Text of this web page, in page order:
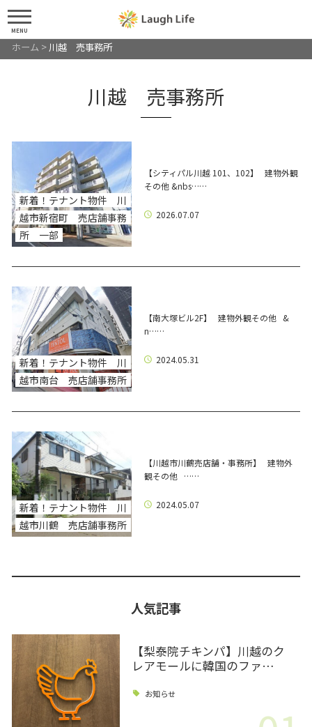
MENU
ホーム > 川越 売事務所
川越 売事務所
新着！テナント物件 川
越市新宿町 売店舗事務
所 一部
【シティパル川越 101、102】 建物外観
その他 &nbs……
2026.07.07
新着！テナント物件 川
越市南台 売店舗事務所
【南大塚ビル2F】 建物外観その他 &
n……
2024.05.31
新着！テナント物件 川
越市川鶴 売店舗事務所
【川越市川鶴売店舗・事務所】 建物外
観その他 ……
2024.05.07
人気記事
【梨泰院チキンパ】川越のク
レアモールに韓国のファ…
お知らせ